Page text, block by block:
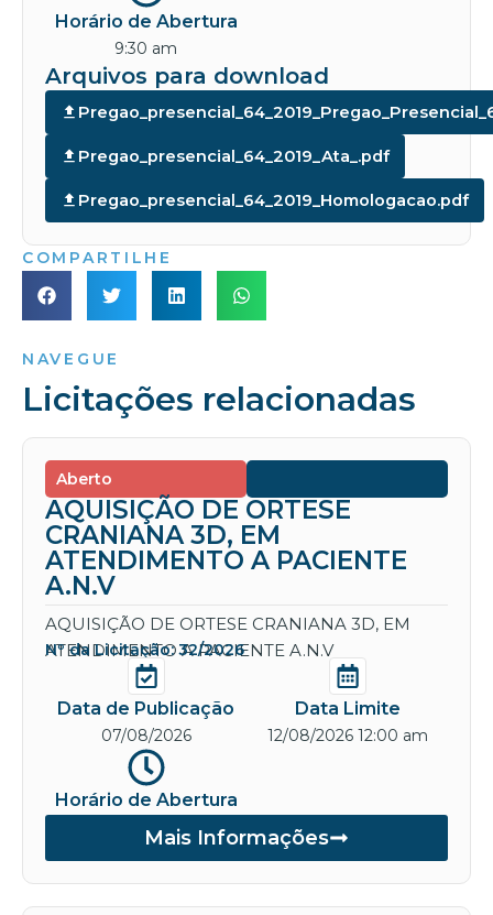
Horário de Abertura
9:30 am
Arquivos para download
Pregao_presencial_64_2019_Ata_.pdf
Pregao_presencial_64_2019_Homologacao.pdf
COMPARTILHE
NAVEGUE
Licitações relacionadas
Aberto
AQUISIÇÃO DE ORTESE
CRANIANA 3D, EM
ATENDIMENTO A PACIENTE
A.N.V
AQUISIÇÃO DE ORTESE CRANIANA 3D, EM
ATENDIMENTO A PACIENTE A.N.V
Nº da Licitação: 32/2026
Data de Publicação
07/08/2026
Data Limite
12/08/2026 12:00 am
Horário de Abertura
Mais Informações